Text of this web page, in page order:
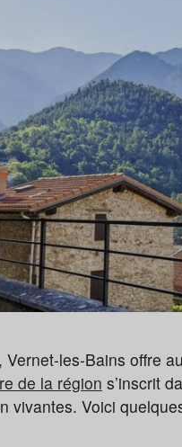
les-Bains offre
de la région s’inscrit
vivantes. Voici